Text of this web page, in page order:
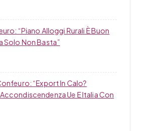
“Piano Alloggi Rurali È Buon
Solo Non Basta”
“Export In Calo?
Ue E Italia Con